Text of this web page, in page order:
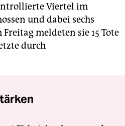
Viertel im
und dabei sechs
meldeten sie 15 Tote
durch